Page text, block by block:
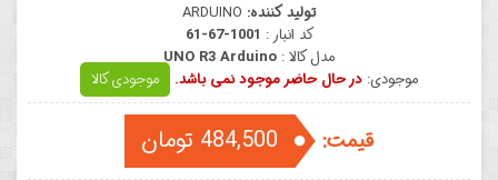
تولید کننده: ARDUINO
کد انبار : 61-67-1001
مدل کالا : UNO R3 Arduino
موجودی: در حال حاضر موجود نمی باشد. موجودی کالا
قیمت: 484,500 تومان